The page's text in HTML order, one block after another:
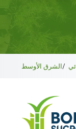
الشرق الأوسط/